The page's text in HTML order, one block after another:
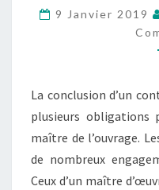
9 Janvier 2019
La conclusion d’un
plusieurs
maître de l’ouvrage.
de nombreux
Ceux d’un maître